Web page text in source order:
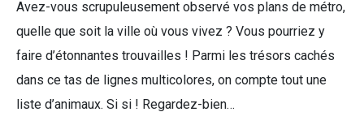
Avez-vous scrupuleusement observé vos plans de métro,
quelle que soit la ville où vous vivez ? Vous pourriez y
faire d’étonnantes trouvailles ! Parmi les trésors cachés
dans ce tas de lignes multicolores, on compte tout une
liste d’animaux. Si si ! Regardez-bien…